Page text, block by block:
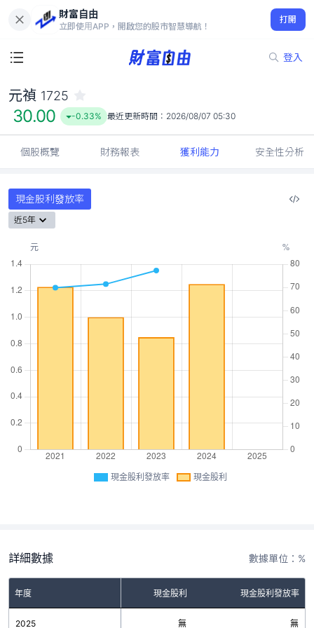
財富自由
立即使用APP，開啟您的股市智慧導航！
打開
登入
30.00
-0.33%
元禎 1725
30.00 -0.33% 最近更新時間： 2026/08/07 05:30
個股概覽 財務報表 獲利能力 安全性分析
現金股利發放率
近5年
現金股利發放率 現金股利
詳細數據 數據單位：%
年度 現金股利 現金股利發放率
2025 無 無